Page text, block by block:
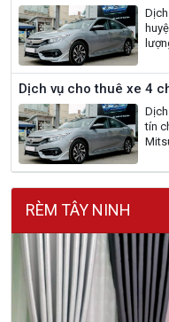
Dịch vụ cho thuê xe 4
tín
RÈM TÂY NINH